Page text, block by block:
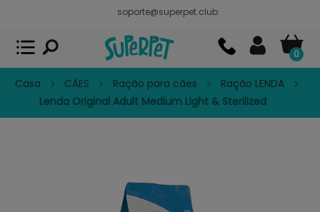
soporte@superpet.club
0
Casa CÃES Ração para cães
Ração LENDA
Lenda Original Adult Medium Light & Sterilized
Superpet, comida para mascotas
APP GRATIS - En Google Play